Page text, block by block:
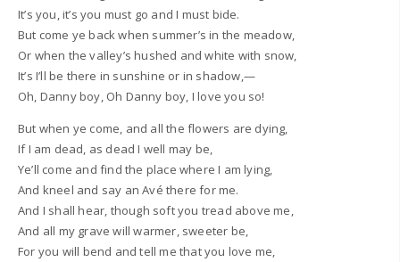
It’s you, it’s you must go and I must bide.
But come ye back when summer’s in the meadow,
Or when the valley’s hushed and white with snow,
It’s I’ll be there in sunshine or in shadow,—
Oh, Danny boy, Oh Danny boy, I love you so!
But when ye come, and all the flowers are dying,
If I am dead, as dead I well may be,
Ye’ll come and find the place where I am lying,
And kneel and say an Avé there for me.
And I shall hear, though soft you tread above me,
And all my grave will warmer, sweeter be,
For you will bend and tell me that you love me,